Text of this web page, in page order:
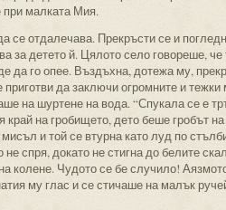
малката Мия.
се отдалечава. Прекръсти се и
за детето й. Цялото село говореше,
да го опее. Въздъхна, дотежа му,
приготви да заключи огромните и
на шуртене на вода. “Спукала се е
край на гробището, дето беше гробът
и той се втурна като луд по
не спря, докато не стигна до белите
колене. Чудото се бе случило!
му глас и се стичаше на малък